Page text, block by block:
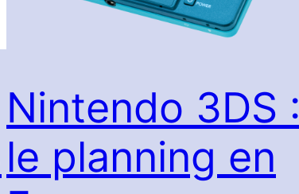
Nintendo 3DS :
le planning en